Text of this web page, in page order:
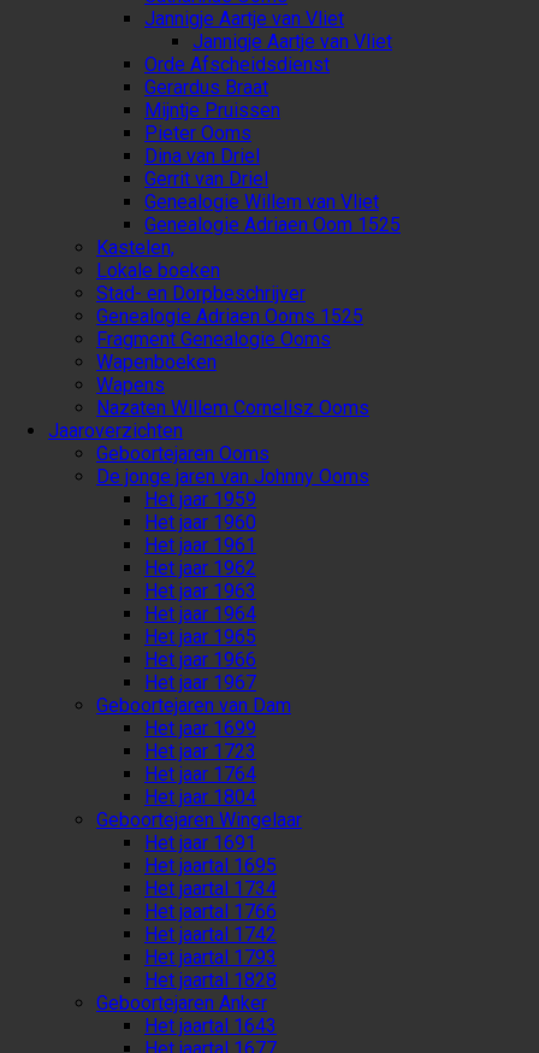
Jannigje Aartje van Vliet
Jannigje Aartje van Vliet
Orde Afscheidsdienst
Gerardus Braat
Mijntje Pruissen
Pieter Ooms
Dina van Driel
Gerrit van Driel
Genealogie Willem van Vliet
Genealogie Adriaen Oom 1525
Kastelen,
Lokale boeken
Stad- en Dorpbeschrijver
Genealogie Adriaen Ooms 1525
Fragment Genealogie Ooms
Wapenboeken
Wapens
Nazaten Willem Cornelisz Ooms
Jaaroverzichten
Geboortejaren Ooms
De jonge jaren van Johnny Ooms
Het jaar 1959
Het jaar 1960
Het jaar 1961
Het jaar 1962
Het jaar 1963
Het jaar 1964
Het jaar 1965
Het jaar 1966
Het jaar 1967
Geboortejaren van Dam
Het jaar 1699
Het jaar 1723
Het jaar 1764
Het jaar 1804
Geboortejaren Wingelaar
Het jaar 1691
Het jaartal 1695
Het jaartal 1734
Het jaartal 1766
Het jaartal 1742
Het jaartal 1793
Het jaartal 1828
Geboortejaren Anker
Het jaartal 1643